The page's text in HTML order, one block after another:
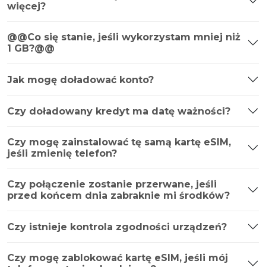
więcej?
@@Co się stanie, jeśli wykorzystam mniej niż
1 GB?@@
Jak mogę doładować konto?
Czy doładowany kredyt ma datę ważności?
Czy mogę zainstalować tę samą kartę eSIM,
jeśli zmienię telefon?
Czy połączenie zostanie przerwane, jeśli
przed końcem dnia zabraknie mi środków?
Czy istnieje kontrola zgodności urządzeń?
Czy mogę zablokować kartę eSIM, jeśli mój